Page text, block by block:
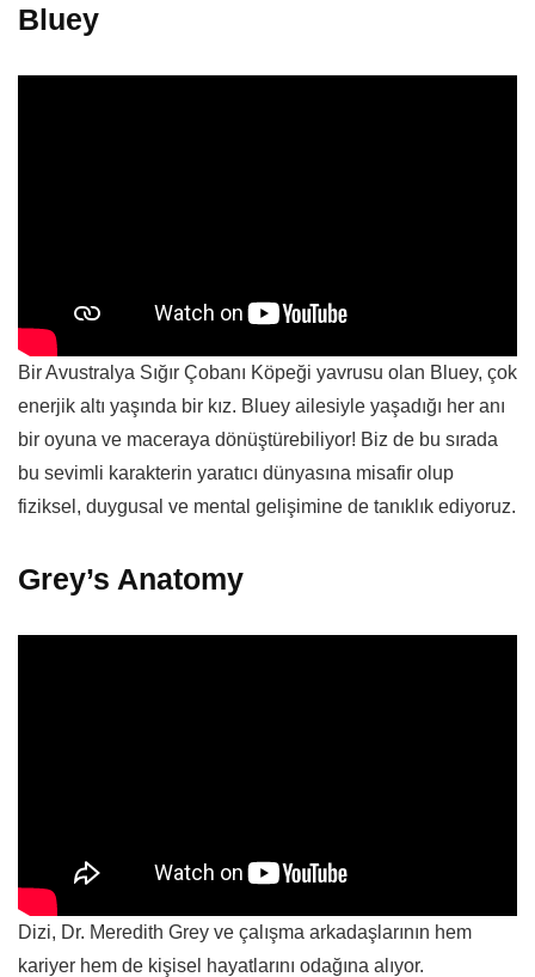
Bluey
Bir Avustralya Sığır Çobanı Köpeği yavrusu olan Bluey, çok
enerjik altı yaşında bir kız. Bluey ailesiyle yaşadığı her anı
bir oyuna ve maceraya dönüştürebiliyor! Biz de bu sırada
bu sevimli karakterin yaratıcı dünyasına misafir olup
fiziksel, duygusal ve mental gelişimine de tanıklık ediyoruz.
Grey’s Anatomy
Dizi, Dr. Meredith Grey ve çalışma arkadaşlarının hem
kariyer hem de kişisel hayatlarını odağına alıyor.